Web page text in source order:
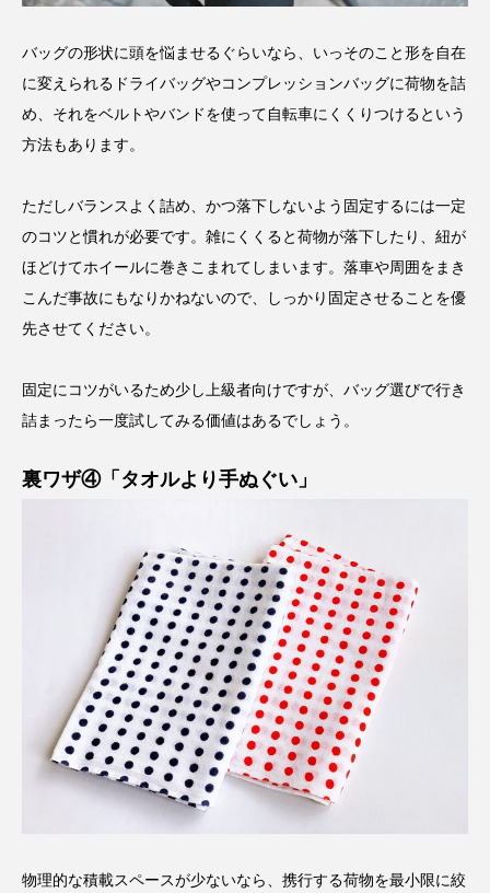
バッグの形状に頭を悩ませるぐらいなら、いっそのこと形を自在
に変えられるドライバッグやコンプレッションバッグに荷物を詰
め、それをベルトやバンドを使って自転車にくくりつけるという
方法もあります。
ただしバランスよく詰め、かつ落下しないよう固定するには一定
のコツと慣れが必要です。雑にくくると荷物が落下したり、紐が
ほどけてホイールに巻きこまれてしまいます。落車や周囲をまき
こんだ事故にもなりかねないので、しっかり固定させることを優
先させてください。
固定にコツがいるため少し上級者向けですが、バッグ選びで行き
詰まったら一度試してみる価値はあるでしょう。
裏ワザ④「タオルより手ぬぐい」
物理的な積載スペースが少ないなら、携行する荷物を最小限に絞